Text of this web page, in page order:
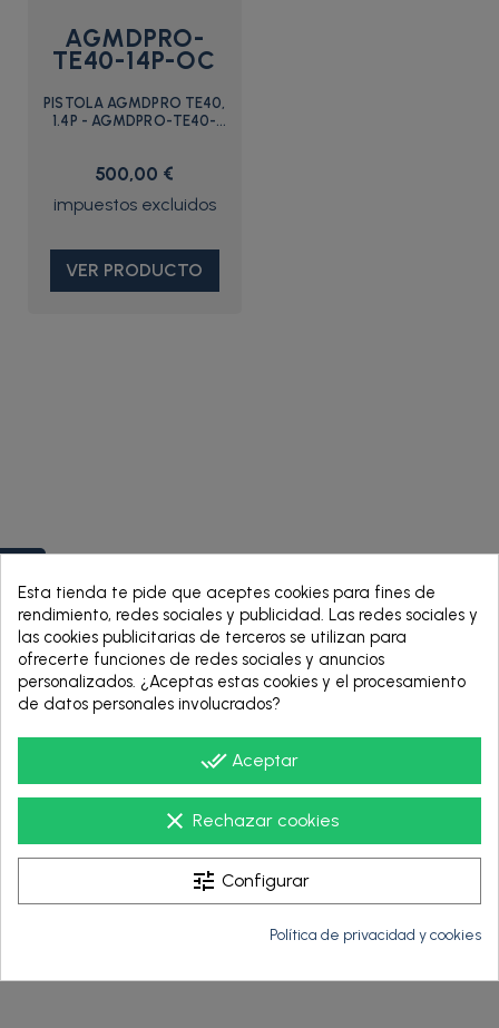
AGMDPRO-
TE40-14P-OC
PISTOLA AGMDPRO TE40,
1.4P - AGMDPRO-TE40-
500,00 €
VER PRODUCTO
Esta tienda te pide que aceptes cookies para fines de
rendimiento, redes sociales y publicidad. Las redes sociales y
las cookies publicitarias de terceros se utilizan para
ofrecerte funciones de redes sociales y anuncios
personalizados. ¿Aceptas estas cookies y el procesamiento
de datos personales involucrados?
done_all Aceptar
clear Rechazar cookies
tune Configurar
Política de privacidad y cookies